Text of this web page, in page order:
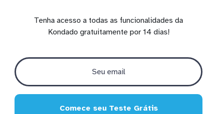
Tenha acesso a todas as funcionalidades da
Kondado gratuitamente por 14 dias!
Comece seu Teste Grátis